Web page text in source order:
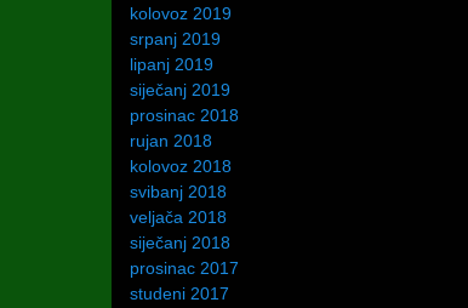
kolovoz 2019
srpanj 2019
lipanj 2019
siječanj 2019
prosinac 2018
rujan 2018
kolovoz 2018
svibanj 2018
veljača 2018
siječanj 2018
prosinac 2017
studeni 2017